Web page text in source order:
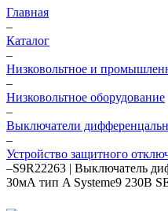
Главная
–
Каталог
–
Низковольтное и
–
Низковольтное оборудование
–
Выключатели
–
Устройство защитного
–S9R22263 | Выключатель
30мА тип A Systeme9 230В